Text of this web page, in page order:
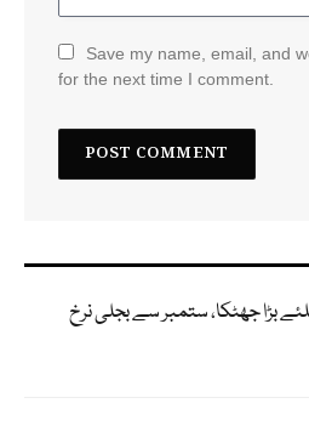
Save my name, email, and
for the next time I comment.
بڑا جھٹکا، ستمبر سے بجلی نرخ